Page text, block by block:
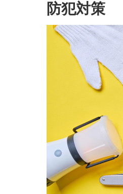
防犯対策